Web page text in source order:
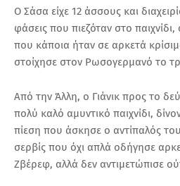
Ο Σάσα είχε 12 άσσους και
φάσεις που πιεζόταν στο
που κάποια ήταν σε αρκετά
στοίχησε στον Ρωσογερμανό το
Από την Άλλη, ο Γιάνικ προς το
πολύ καλό αμυντικό παιχνίδι,
πίεση που άσκησε ο αντίπαλός
σερβίς που όχι απλά οδήγησε
Ζβέρεφ, αλλά δεν αντιμετώπισε